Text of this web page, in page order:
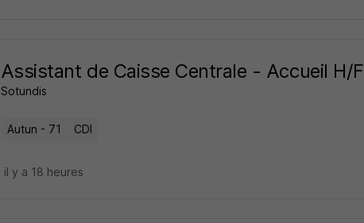
Assistant de Caisse Centrale - Accueil H/F
Sotundis
Autun - 71 CDI
il y a 18 heures